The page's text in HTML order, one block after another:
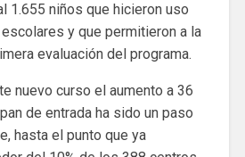
1.655 niños que hicieron uso
y que permitieron a la
evaluación del programa.
nuevo curso el aumento a 36
de entrada ha sido un paso
hasta el punto que ya